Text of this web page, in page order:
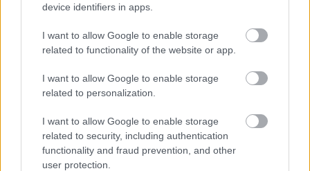
device identifiers in apps.
I want to allow Google to enable storage
related to functionality of the website or app.
I want to allow Google to enable storage
related to personalization.
I want to allow Google to enable storage
related to security, including authentication
functionality and fraud prevention, and other
user protection.